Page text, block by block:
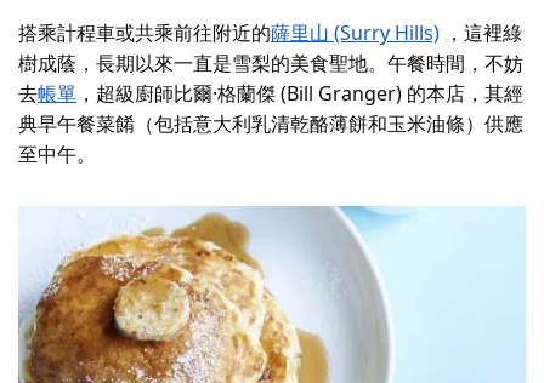
搭乘計程車或共乘前往附近的薩里山 (Surry Hills) ，這裡綠
樹成蔭，長期以來一直是雪梨的美食聖地。午餐時間，不妨
去帳單 ，超級廚師比爾·格蘭傑 (Bill Granger) 的本店，其經
典早午餐菜餚（包括意大利乳清乾酪薄餅和玉米油條）供應
至中午。